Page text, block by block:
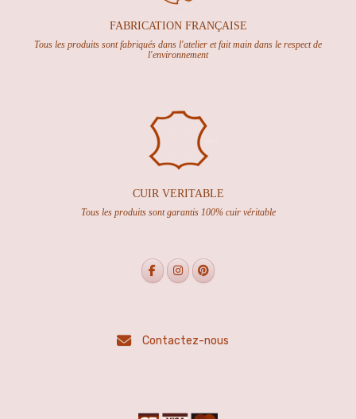
FABRICATION FRANÇAISE
Tous les produits sont fabriqués dans l'atelier et fait main dans le respect de
l'environnement
CUIR VERITABLE
Tous les produits sont garantis 100% cuir véritable
Contactez-nous